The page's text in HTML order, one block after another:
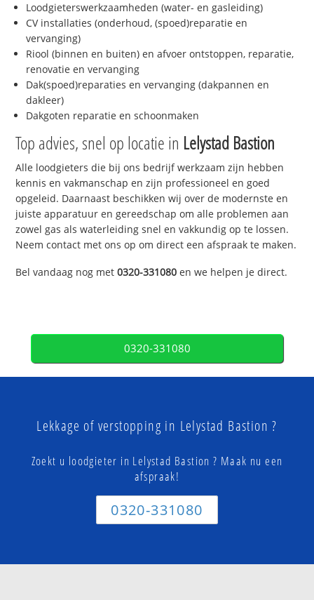
Loodgieterswerkzaamheden (water- en gasleiding)
CV installaties (onderhoud, (spoed)reparatie en
vervanging)
Riool (binnen en buiten) en afvoer ontstoppen, reparatie,
renovatie en vervanging
Dak(spoed)reparaties en vervanging (dakpannen en
dakleer)
Dakgoten reparatie en schoonmaken
Top advies, snel op locatie in Lelystad Bastion
Alle loodgieters die bij ons bedrijf werkzaam zijn hebben
kennis en vakmanschap en zijn professioneel en goed
opgeleid. Daarnaast beschikken wij over de modernste en
juiste apparatuur en gereedschap om alle problemen aan
zowel gas als waterleiding snel en vakkundig op te lossen.
Neem contact met ons op om direct een afspraak te maken.
Bel vandaag nog met0320-331080 en we helpen je direct.
0320-331080
Lekkage of verstopping in Lelystad Bastion ?
Zoekt u loodgieter in Lelystad Bastion ? Maak nu een
afspraak!
0320-331080